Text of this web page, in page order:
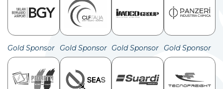
Gold Sponsor Gold Sponsor Gold Sponsor Gold Sponsor